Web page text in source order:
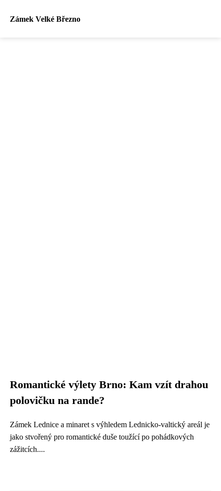
Zámek Velké Březno
Romantické výlety Brno: Kam vzít drahou
polovičku na rande?
Zámek Lednice a minaret s výhledem Lednicko-valtický areál je
jako stvořený pro romantické duše toužící po pohádkových
zážitcích....